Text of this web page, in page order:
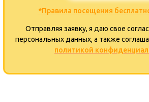
*Правила посещения
Отправляя заявку, я даю свое
персональных данных, а также
политикой